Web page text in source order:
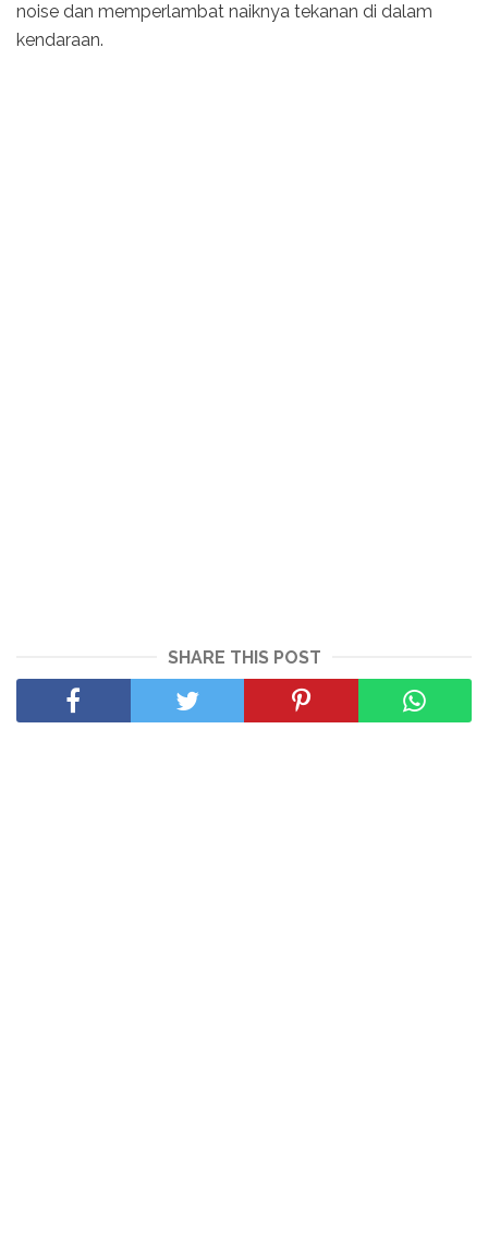
noise dan memperlambat naiknya tekanan di dalam
kendaraan.
SHARE THIS POST